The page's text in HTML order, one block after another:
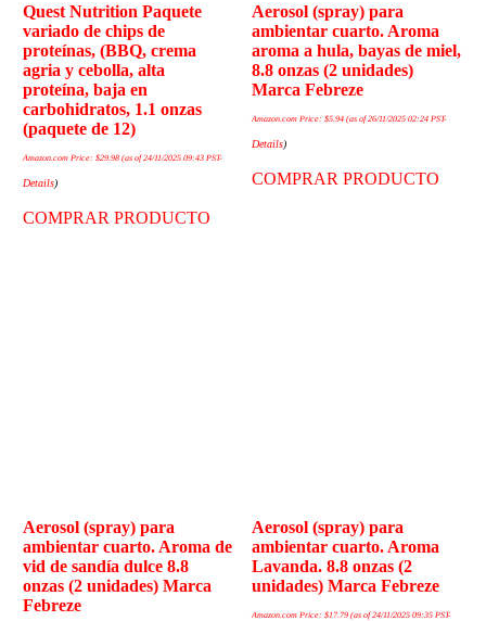
Quest Nutrition Paquete
variado de chips de
proteínas, (BBQ, crema
agria y cebolla, alta
proteína, baja en
carbohidratos, 1.1 onzas
(paquete de 12)
Amazon.com Price:$29.98 (as of 24/11/2025 09:43 PST-
Details)
COMPRAR PRODUCTO
Aerosol (spray) para
ambientar cuarto. Aroma
aroma a hula, bayas de miel,
8.8 onzas (2 unidades)
Marca Febreze
Amazon.com Price:$5.94 (as of 26/11/2025 02:24 PST-
Details)
COMPRAR PRODUCTO
Aerosol (spray) para
ambientar cuarto. Aroma de
vid de sandía dulce 8.8
onzas (2 unidades) Marca
Febreze
Aerosol (spray) para
ambientar cuarto. Aroma
Lavanda. 8.8 onzas (2
unidades) Marca Febreze
Amazon.com Price:$17.79 (as of 24/11/2025 09:35 PST-